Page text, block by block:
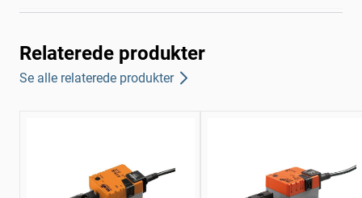
Relaterede produkter
Se alle relaterede produkter